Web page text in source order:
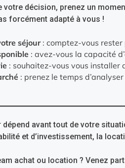
votre décision, prenez un
forcément adapté à vous !
séjour: comptez-vous rester
: avez-vous la capacité
: souhaitez-vous vous installer
: prenez le temps
avant tout de votre
et d’investissement, la
achat ou location ? Venez